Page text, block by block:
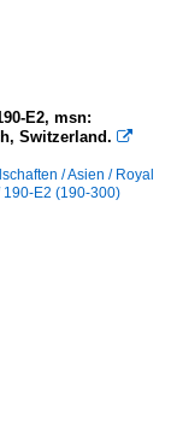
E2, msn:
Switzerland. 
/ Asien / Royal
190-E2 (190-300)